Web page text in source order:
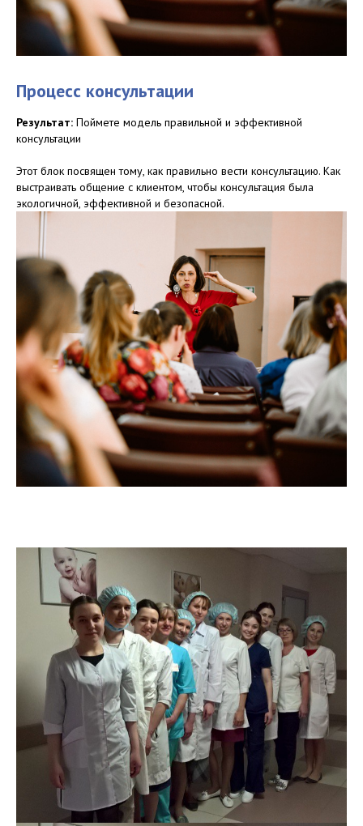
Процесс консультации
Результат: Поймете модель правильной и эффективной
консультации
Этот блок посвящен тому, как правильно вести консультацию. Как
выстраивать общение с клиентом, чтобы консультация была
экологичной, эффективной и безопасной.